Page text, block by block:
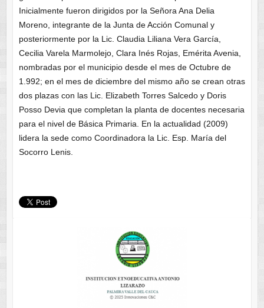
Inicialmente fueron dirigidos por la Señora Ana Delia
Moreno, integrante de la Junta de Acción Comunal y
posteriormente por la Lic. Claudia Liliana Vera García,
Cecilia Varela Marmolejo, Clara Inés Rojas, Emérita Avenia,
nombradas por el municipio desde el mes de Octubre de
1.992; en el mes de diciembre del mismo año se crean otras
dos plazas con las Lic. Elizabeth Torres Salcedo y Doris
Posso Devia que completan la planta de docentes necesaria
para el nivel de Básica Primaria. En la actualidad (2009)
lidera la sede como Coordinadora la Lic. Esp. María del
Socorro Lenis.